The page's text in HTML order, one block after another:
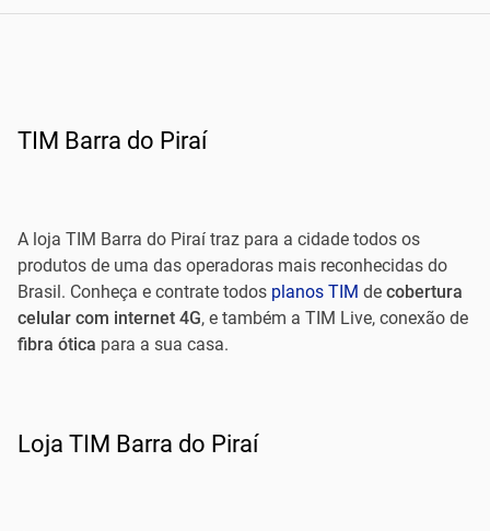
TIM Barra do Piraí
A loja TIM Barra do Piraí traz para a cidade todos os
produtos de uma das operadoras mais reconhecidas do
Brasil. Conheça e contrate todos planos TIM de cobertura
celular com internet 4G, e também a TIM Live, conexão de
fibra ótica para a sua casa.
Loja TIM Barra do Piraí